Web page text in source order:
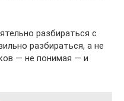
разбираться с
разбираться, а не
— не понимая — и